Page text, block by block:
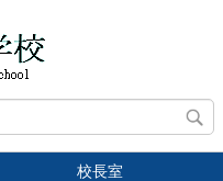
校長室